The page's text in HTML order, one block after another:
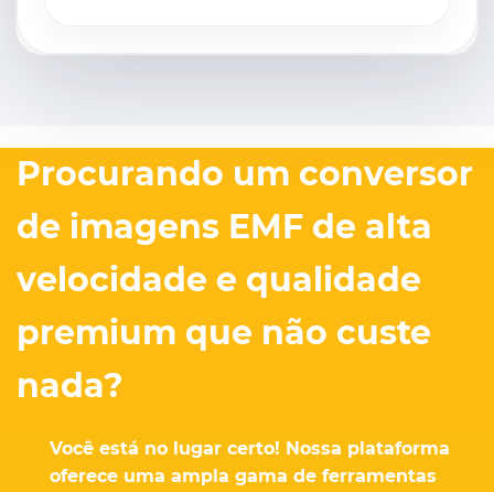
Procurando um conversor
de imagens EMF de alta
velocidade e qualidade
premium que não custe
nada?
Você está no lugar certo! Nossa plataforma
oferece uma ampla gama de ferramentas